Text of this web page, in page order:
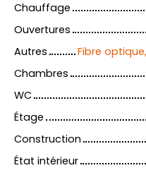
Chauffage
Ouvertures
Autres
Fibre
Chambres
WC
Étage
Construction
État intérieur